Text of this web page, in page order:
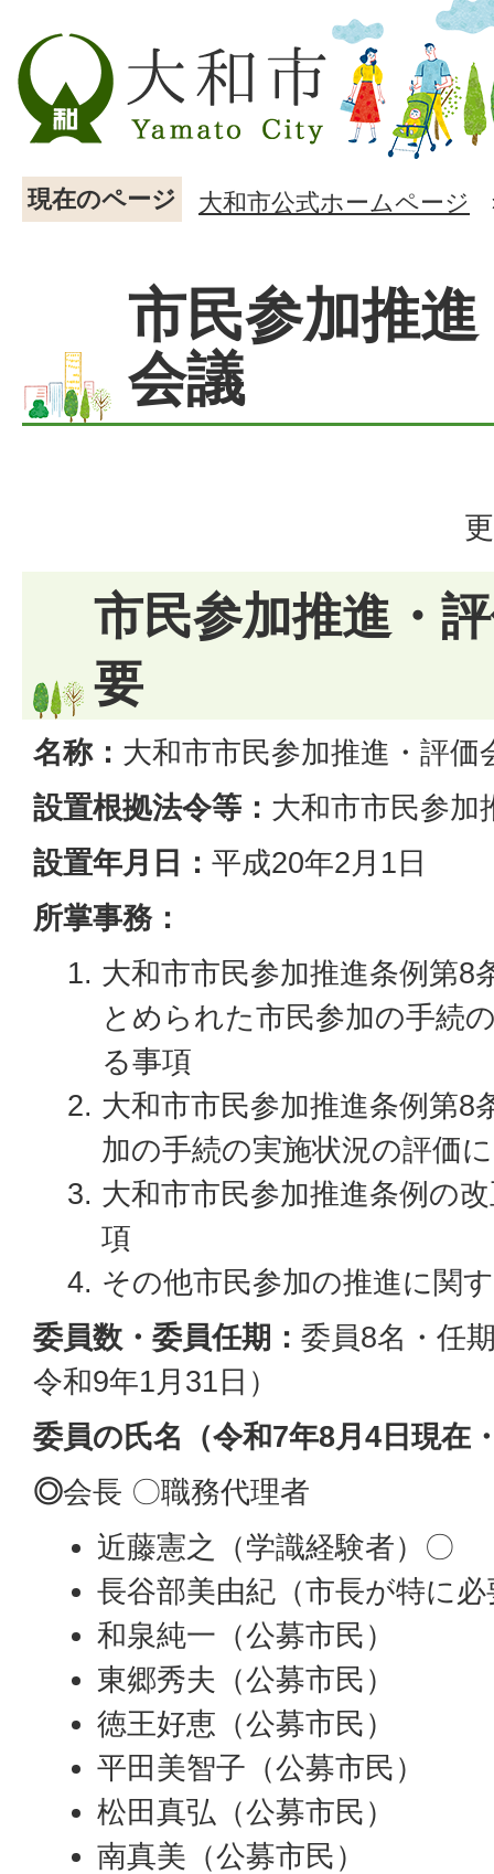
現在のページ 大和市公式ホームページ
市民参加推
会議
市民参加推進・
要
名称： 大和市市民参加推進・評価
設置根拠法令等： 大和市市民参加
設置年月日： 平成20年2月1日
所掌事務：
大和市市民参加推進条例第8
とめられた市民参加の手続
る事項
大和市市民参加推進条例第8
加の手続の実施状況の評価
大和市市民参加推進条例の
項
その他市民参加の推進に関
委員数・委員任期： 委員8名・任
令和9年1月31日）
委員の氏名（令和7年8月4日現在
◎会長 〇職務代理者
近藤憲之（学識経験者）〇
長谷部美由紀（市長が特に
和泉純一（公募市民）
東郷秀夫（公募市民）
徳王好恵（公募市民）
平田美智子（公募市民）
松田真弘（公募市民）
南真美（公募市民）